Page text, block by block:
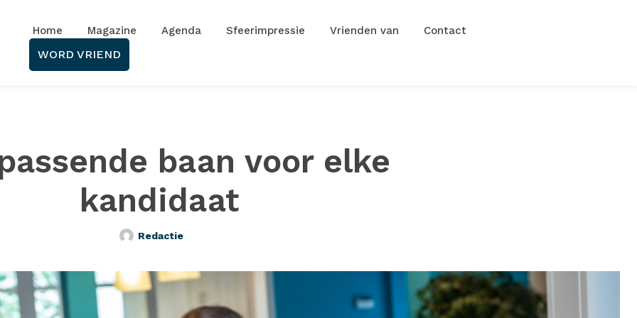
Home Magazine Agenda Sfeerimpressie Vrienden van Contact
WORD VRIEND
baan voor elke
kandidaat
Redactie